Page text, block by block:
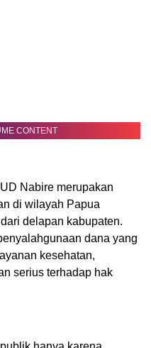
CONTENT
Nabire merupakan
di wilayah Papua
delapan kabupaten.
dana yang
kesehatan,
serius terhadap hak